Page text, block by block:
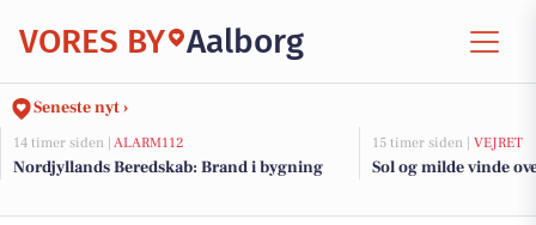
VORES BY Aalborg
Seneste nyt ›
14 timer siden | ALARM112
Nordjyllands Beredskab: Brand i bygning
15 timer siden | VEJRET
Sol og milde vinde